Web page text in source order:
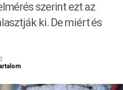
szerint ezt az
ki. De miért és